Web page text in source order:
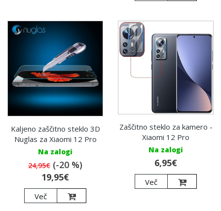
Kaljeno zaščitno steklo 3D
Nuglas za Xiaomi 12 Pro
Na zalogi
24,95€ (-20 %)
19,95€
Več
Zaščitno steklo za kamero -
Xiaomi 12 Pro
Na zalogi
6,95€
Več